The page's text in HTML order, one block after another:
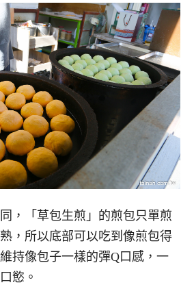
，「草包生煎」的煎包只單煎
，所以底部可以吃到像煎包得
持像包子一樣的彈Q口感，一
慾。